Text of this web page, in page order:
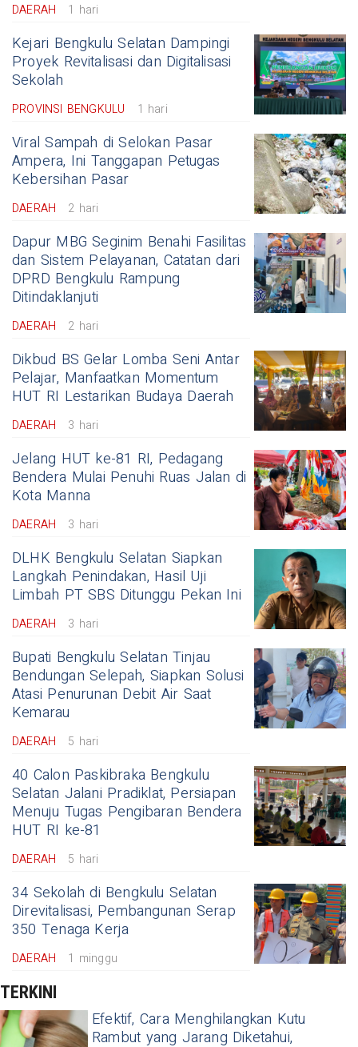
DAERAH 1 hari
Kejari Bengkulu Selatan Dampingi
Proyek Revitalisasi dan Digitalisasi
Sekolah
PROVINSI BENGKULU 1 hari
Viral Sampah di Selokan Pasar
Ampera, Ini Tanggapan Petugas
Kebersihan Pasar
DAERAH 2 hari
Dapur MBG Seginim Benahi Fasilitas
dan Sistem Pelayanan, Catatan dari
DPRD Bengkulu Rampung
Ditindaklanjuti
DAERAH 2 hari
Dikbud BS Gelar Lomba Seni Antar
Pelajar, Manfaatkan Momentum
HUT RI Lestarikan Budaya Daerah
DAERAH 3 hari
Jelang HUT ke-81 RI, Pedagang
Bendera Mulai Penuhi Ruas Jalan di
Kota Manna
DAERAH 3 hari
DLHK Bengkulu Selatan Siapkan
Langkah Penindakan, Hasil Uji
Limbah PT SBS Ditunggu Pekan Ini
DAERAH 3 hari
Bupati Bengkulu Selatan Tinjau
Bendungan Selepah, Siapkan Solusi
Atasi Penurunan Debit Air Saat
Kemarau
DAERAH 5 hari
40 Calon Paskibraka Bengkulu
Selatan Jalani Pradiklat, Persiapan
Menuju Tugas Pengibaran Bendera
HUT RI ke-81
DAERAH 5 hari
34 Sekolah di Bengkulu Selatan
Direvitalisasi, Pembangunan Serap
350 Tenaga Kerja
DAERAH 1 minggu
TERKINI
Efektif, Cara Menghilangkan Kutu
Rambut yang Jarang Diketahui,